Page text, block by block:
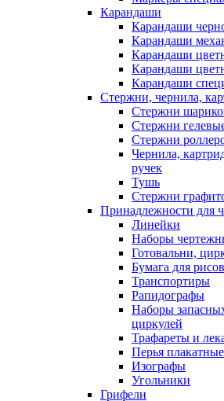
Карандаши
Карандаши
Карандаши
Карандаши
Карандаши
Карандаши
Стержни, чернила,
Стержни
Стержни
Стержни
Чернила,
ручек
Тушь
Стержни
Принадлежности для
Линейки
Наборы
Готовальни,
Бумага для
Транспортиры
Рапидографы
Наборы
циркулей
Трафареты и
Перья плакатные
Изографы
Угольники
Грифели